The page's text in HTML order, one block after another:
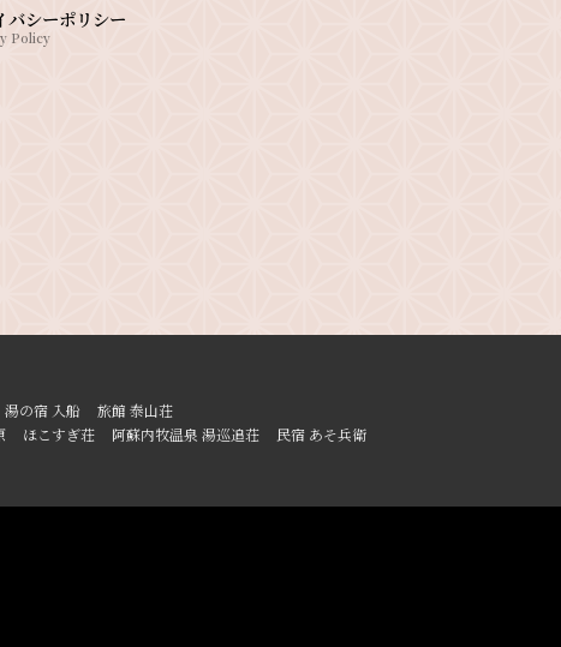
バシーポリシー
Policy
湯の宿 入船
旅館 泰山荘
ほこすぎ荘 阿蘇内牧温泉 湯巡追荘
民宿 あそ兵衛